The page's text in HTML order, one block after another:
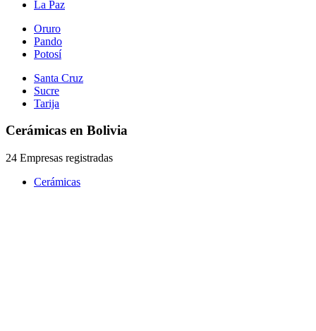
La Paz
Oruro
Pando
Potosí
Santa Cruz
Sucre
Tarija
Cerámicas en Bolivia
24 Empresas registradas
Cerámicas